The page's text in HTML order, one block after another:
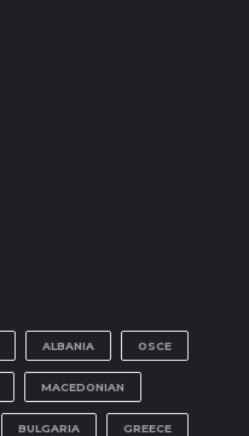
ALBANIA OSCE
MACEDONIAN
BULGARIA GREECE